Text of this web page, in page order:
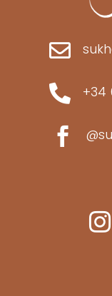

 +34

